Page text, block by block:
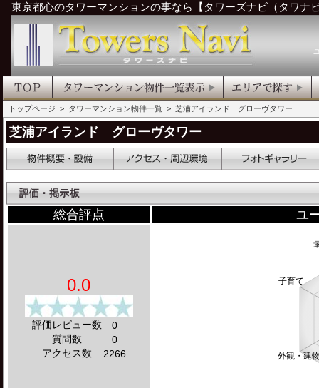
東京都心のタワーマンションの事なら【タワーズナビ（タワナ
トップページ > タワーマンション物件一覧 > 芝浦アイランド グローヴタワー
芝浦アイランド グローヴタワー
総合評点 ユ
0.0
評価レビュー数
0
質問数
0
アクセス数
2266 外観・建
子育て